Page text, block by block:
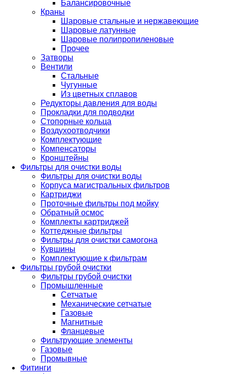
Балансировочные
Краны
Шаровые стальные и нержавеющие
Шаровые латунные
Шаровые полипропиленовые
Прочее
Затворы
Вентили
Стальные
Чугунные
Из цветных сплавов
Редукторы давления для воды
Прокладки для подводки
Стопорные кольца
Воздухоотводчики
Комплектующие
Компенсаторы
Кронштейны
Фильтры для очистки воды
Фильтры для очистки воды
Корпуса магистральных фильтров
Картриджи
Проточные фильтры под мойку
Обратный осмос
Комплекты картриджей
Коттеджные фильтры
Фильтры для очистки самогона
Кувшины
Комплектующие к фильтрам
Фильтры грубой очистки
Фильтры грубой очистки
Промышленные
Сетчатые
Механические сетчатые
Газовые
Магнитные
Фланцевые
Фильтрующие элементы
Газовые
Промывные
Фитинги